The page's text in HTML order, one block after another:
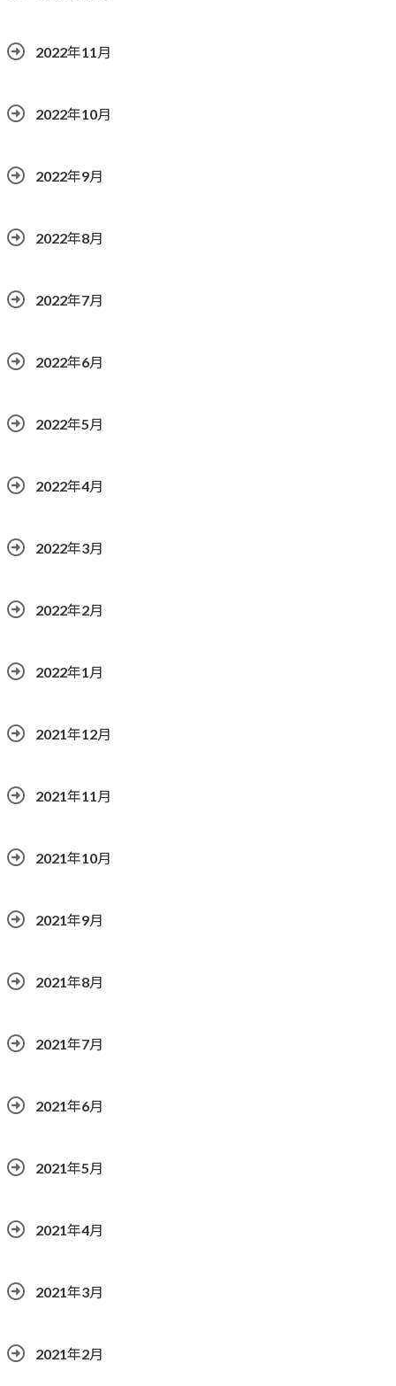
2022年11月
2022年10月
2022年9月
2022年8月
2022年7月
2022年6月
2022年5月
2022年4月
2022年3月
2022年2月
2022年1月
2021年12月
2021年11月
2021年10月
2021年9月
2021年8月
2021年7月
2021年6月
2021年5月
2021年4月
2021年3月
2021年2月